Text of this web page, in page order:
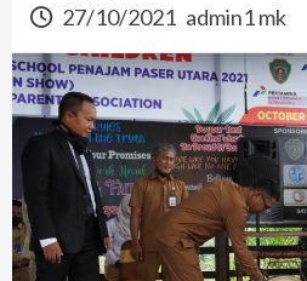
27/10/2021 admin1 mk